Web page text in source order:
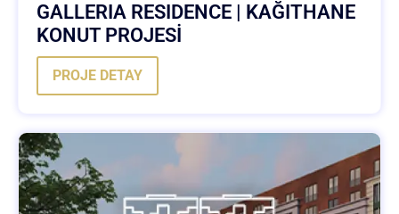
GALLERIA RESIDENCE | KAĞITHANE
KONUT PROJESİ
PROJE DETAY